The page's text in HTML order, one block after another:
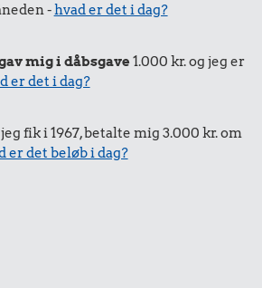
-hvad er det i dag?
mig i dåbsgave1.000 kr. og jeg er
er det i dag?
jeg fik i 1967, betalte mig 3.000 kr. om
er det beløb i dag?